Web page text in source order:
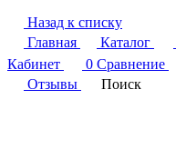
Назад к списку
Главная
Каталог
Кабинет
0 Сравнение
Отзывы
Поиск